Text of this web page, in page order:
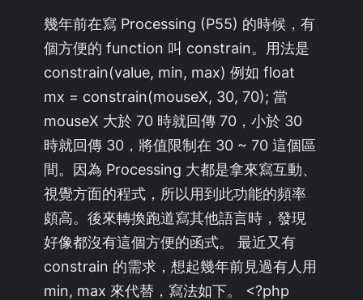
幾年前在寫 Processing (P55) 的時候，有
個方便的 function 叫 constrain。用法是
constrain(value, min, max) 例如 float
mx = constrain(mouseX, 30, 70); 當
mouseX 大於 70 時就回傳 70，小於 30
時就回傳 30，將值限制在 30 ~ 70 這個區
間。因為 Processing 大都是拿來寫互動、
視覺方面的程式，所以用到此功能的頻率
頗高。後來轉換跑道寫其他語言時，發現
好像都沒有這個方便的函式。 最近又有
constrain 的需求，想起幾年前見過有人用
min, max 來代替，寫法如下。 <?php